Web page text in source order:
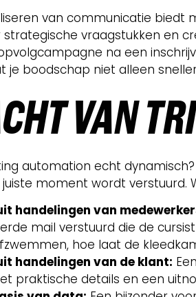
van communicatie biedt
vraagstukken en
na een
je boodschap niet alleen
VAN
automation echt
moment wordt verstuurd.
handelingen van
mail verstuurd die de
hoe laat de
handelingen van de klant:
praktische details en een